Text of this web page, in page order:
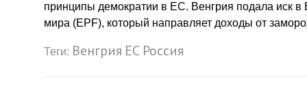
принципы демократии в ЕС. Венгрия подала иск
мира (EPF), который направляет доходы от
Теги: Венгрия ЕС Россия